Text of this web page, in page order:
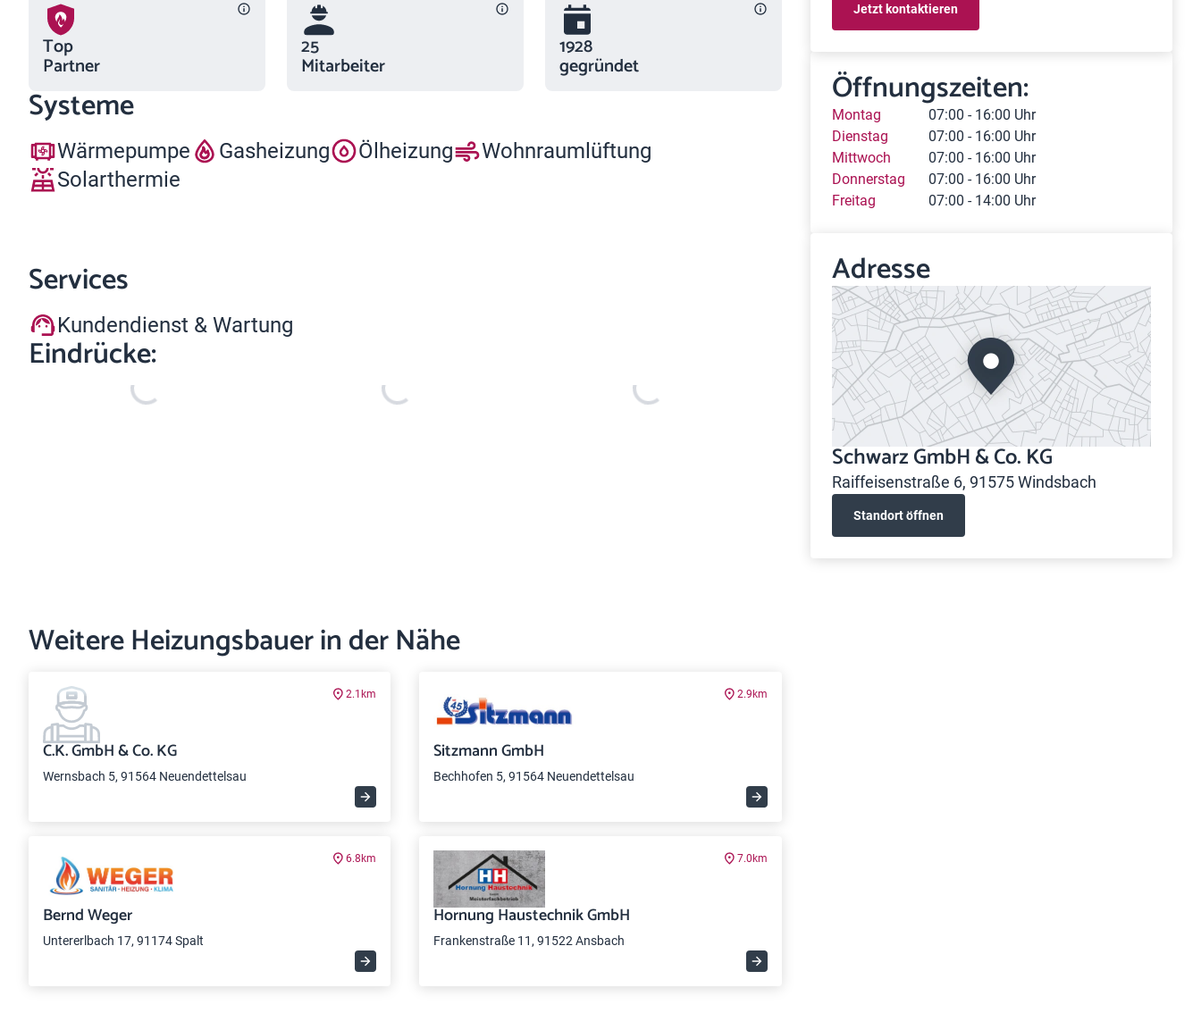
Top
Partner
25
Mitarbeiter
1928
gegründet
Systeme
Wärmepumpe Gasheizung Ölheizung
Wohnraumlüftung
Solarthermie
Services
Kundendienst & Wartung
Eindrücke:
Weitere Heizungsbauer in der Nähe
2.1km
C.K. GmbH & Co. KG
Wernsbach 5, 91564 Neuendettelsau
2.9km
Sitzmann GmbH
Bechhofen 5, 91564 Neuendettelsau
6.8km
Bernd Weger
Untererlbach 17, 91174 Spalt
7.0km
Hornung Haustechnik GmbH
Frankenstraße 11, 91522 Ansbach
Jetzt kontaktieren
Öffnungszeiten:
Montag
07:00 - 16:00 Uhr
Dienstag
07:00 - 16:00 Uhr
Mittwoch
07:00 - 16:00 Uhr
Donnerstag
07:00 - 16:00 Uhr
Freitag
07:00 - 14:00 Uhr
Adresse
Schwarz GmbH & Co. KG
Raiffeisenstraße 6, 91575 Windsbach
Standort öffnen